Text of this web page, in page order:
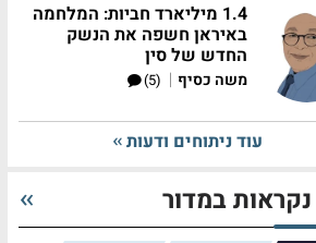
1.4 מיליארד חביות: המלחמה
באיראן חשפה את הנשק
החדש של סין
משה כסיף |
(5)
עוד ניתוחים ודעות
במדור